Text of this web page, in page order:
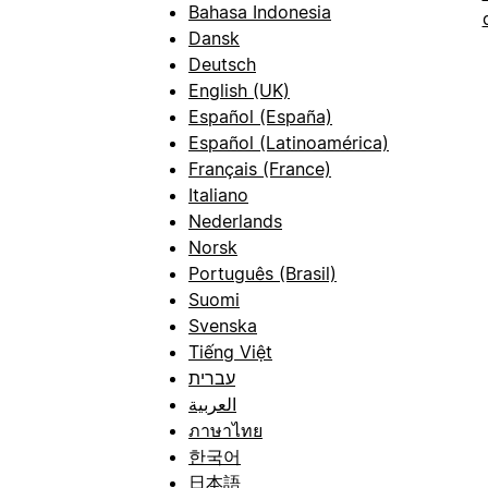
Bahasa Indonesia
Dansk
Deutsch
English (UK)
Español (España)
Español (Latinoamérica)
Français (France)
Italiano
Nederlands
Norsk
Português (Brasil)
Suomi
Svenska
Tiếng Việt
עברית
العربية
ภาษาไทย
한국어
日本語